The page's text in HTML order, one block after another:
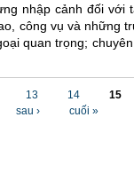
nhập cảnh đối với
công vụ và những
quan trọng;
13 14
15
sau › cuối »